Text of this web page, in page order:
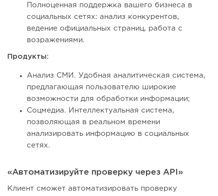
Полноценная поддержка вашего бизнеса в
социальных сетях: анализ конкурентов,
ведение официальных страниц, работа с
возражениями.
Продукты:
Анализ СМИ. Удобная аналитическая система,
предлагающая пользователю широкие
возможности для обработки информации;
Соцмедиа. Интеллектуальная система,
позволяющая в реальном времени
анализировать информацию в социальных
сетях.
«Автоматизируйте проверку через API»
Клиент сможет автоматизировать проверку